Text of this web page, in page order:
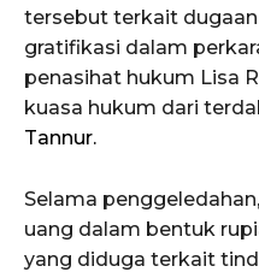
tersebut terkait
gratifikasi dalam
penasihat hukum Lisa
kuasa hukum dari
Tannur.
Selama
uang dalam bentuk
yang diduga terkait